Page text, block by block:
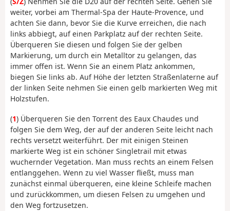
weiter, vorbei am Thermal-Spa der Haute-Provence, und
achten Sie dann, bevor Sie die Kurve erreichen, die nach
links abbiegt, auf einen Parkplatz auf der rechten Seite.
Überqueren Sie diesen und folgen Sie der gelben
Markierung, um durch ein Metalltor zu gelangen, das
immer offen ist. Wenn Sie an einem Platz ankommen,
biegen Sie links ab. Auf Höhe der letzten Straßenlaterne auf
der linken Seite nehmen Sie einen gelb markierten Weg mit
Holzstufen.
(1) Überqueren Sie den Torrent des Eaux Chaudes und
folgen Sie dem Weg, der auf der anderen Seite leicht nach
rechts versetzt weiterführt. Der mit einigen Steinen
markierte Weg ist ein schöner Singletrail mit etwas
wuchernder Vegetation. Man muss rechts an einem Felsen
entlanggehen. Wenn zu viel Wasser fließt, muss man
zunächst einmal überqueren, eine kleine Schleife machen
und zurückkommen, um diesen Felsen zu umgehen und
den Weg fortzusetzen.